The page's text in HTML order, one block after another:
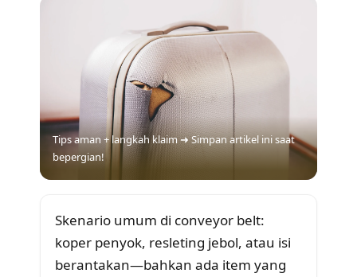
Tips aman + langkah klaim ➜ Simpan artikel ini saat
bepergian!
Skenario umum di conveyor belt:
koper penyok, resleting jebol, atau isi
berantakan—bahkan ada item yang